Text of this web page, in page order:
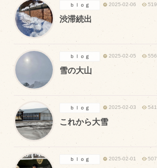
2025-02-06 519
渋滞続出
ｂｌｏｇ
2025-02-05 556
雪の大山
ｂｌｏｇ
2025-02-03 541
これから大雪
ｂｌｏｇ
2025-02-01 507
ｂｌｏｇ